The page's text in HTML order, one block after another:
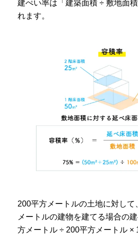
建ぺい率は「 建築面積 ÷ 敷地面
れます。
200平方メートルの土地に対し
メートルの建物を建てる場合の
方メートル ÷ 200平方メートル ×